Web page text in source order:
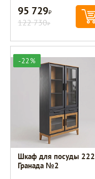
95 729Р
122 730Р
-22%
Шкаф для посуды 222
Гранада №2